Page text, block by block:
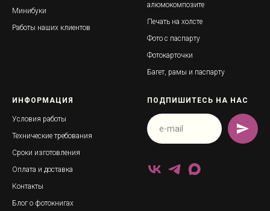
Минибуки
Работы наших клиентов
алюмокомпозите
Печать на холсте
Фото с паспарту
Фотокарточки
Багет, рамы и паспарту
ИНФОРМАЦИЯ
Условия работы
Технические требования
Сроки изготовления
Оплата и доставка
Контакты
Блог о фотокнигах
ПОДПИШИТЕСЬ НА НАС